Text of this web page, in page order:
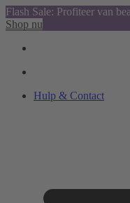
Flash Sale: Profiteer van
Shop nu
Hulp & Contact